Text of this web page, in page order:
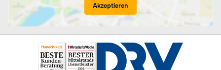
Akzeptieren